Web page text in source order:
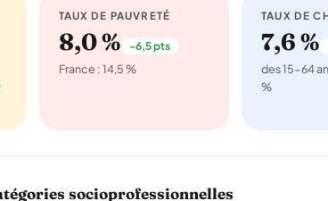
TAUX DE PAUVRETÉ
8,0 % -6,5 pts
France : 14,5 %
TAUX DE
7,6 %
des 15-64
%
socioprofessionnelles